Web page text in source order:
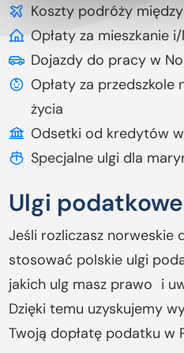
Ulgi
Jeśli rozliczasz norweskie
stosować polskie ulgi
jakich ulg masz prawo i
Dzięki temu uzyskujemy
Twoją dopłatę podatku w
Koszty podróży
Opłaty za mieszkanie
Dojazdy do pracy w
Opłaty za przedszkole
życia
Odsetki od kredytów
Specjalne ulgi dla